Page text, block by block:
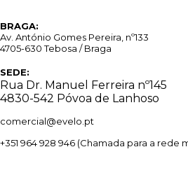
BRAGA:
Av. António Gomes Pereira, nº133
4705-630 Tebosa / Braga
SEDE:
Rua Dr. Manuel Ferreira nº145
4830-542 Póvoa de Lanhoso
comercial@evelo.pt
+351 964 928 946 (Chamada para a rede